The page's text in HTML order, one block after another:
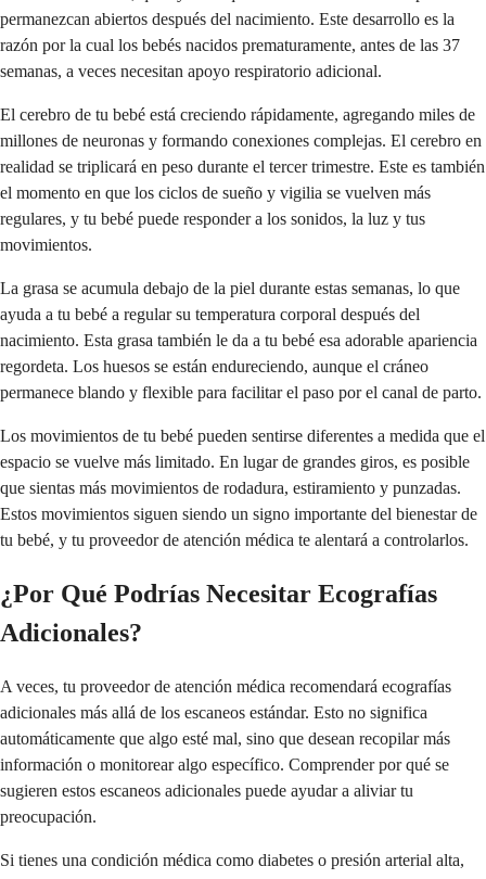
permanezcan abiertos después del nacimiento. Este desarrollo es la
razón por la cual los bebés nacidos prematuramente, antes de las 37
semanas, a veces necesitan apoyo respiratorio adicional.
El cerebro de tu bebé está creciendo rápidamente, agregando miles de
millones de neuronas y formando conexiones complejas. El cerebro en
realidad se triplicará en peso durante el tercer trimestre. Este es también
el momento en que los ciclos de sueño y vigilia se vuelven más
regulares, y tu bebé puede responder a los sonidos, la luz y tus
movimientos.
La grasa se acumula debajo de la piel durante estas semanas, lo que
ayuda a tu bebé a regular su temperatura corporal después del
nacimiento. Esta grasa también le da a tu bebé esa adorable apariencia
regordeta. Los huesos se están endureciendo, aunque el cráneo
permanece blando y flexible para facilitar el paso por el canal de parto.
Los movimientos de tu bebé pueden sentirse diferentes a medida que el
espacio se vuelve más limitado. En lugar de grandes giros, es posible
que sientas más movimientos de rodadura, estiramiento y punzadas.
Estos movimientos siguen siendo un signo importante del bienestar de
tu bebé, y tu proveedor de atención médica te alentará a controlarlos.
¿Por Qué Podrías Necesitar Ecografías
Adicionales?
A veces, tu proveedor de atención médica recomendará ecografías
adicionales más allá de los escaneos estándar. Esto no significa
automáticamente que algo esté mal, sino que desean recopilar más
información o monitorear algo específico. Comprender por qué se
sugieren estos escaneos adicionales puede ayudar a aliviar tu
preocupación.
Si tienes una condición médica como diabetes o presión arterial alta,